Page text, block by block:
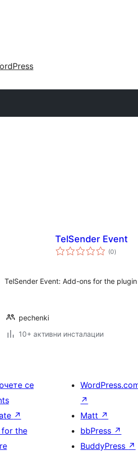
TelSender Event
(0общо
оценки
)
TelSender Event: Add-ons for the
pechenki
10+ активни инсталации
се
↗
for the
↗
Matt ↗
bbPress ↗
BuddyPress ↗